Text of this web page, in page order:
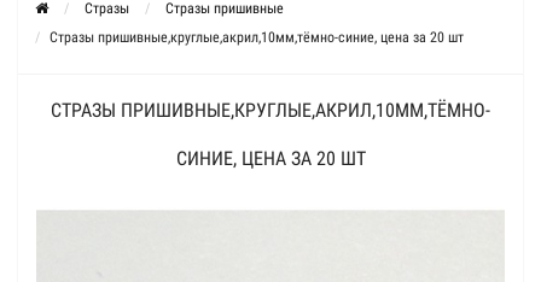
Стразы
Стразы пришивные
Стразы пришивные,круглые,акрил,10мм,тёмно-синие, цена за 20 шт
СТРАЗЫ ПРИШИВНЫЕ,КРУГЛЫЕ,АКРИЛ,10ММ,ТЁМНО-
СИНИЕ, ЦЕНА ЗА 20 ШТ